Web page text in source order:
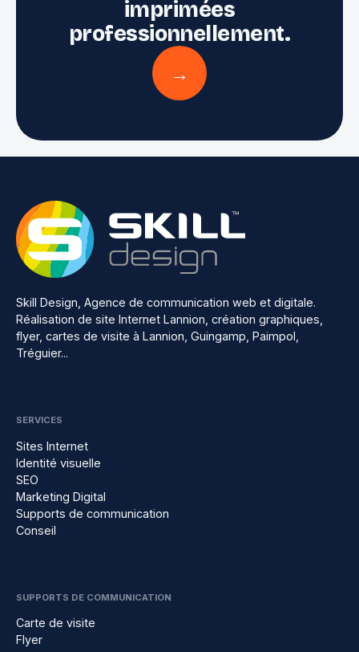
imprimées
professionnellement.
→
Skill Design, Agence de communication web et digitale.
Réalisation de site Internet Lannion, création graphiques,
flyer, cartes de visite à Lannion, Guingamp, Paimpol,
Tréguier...
SERVICES
Sites Internet
Identité visuelle
SEO
Marketing Digital
Supports de communication
Conseil
SUPPORTS DE COMMUNICATION
Carte de visite
Flyer